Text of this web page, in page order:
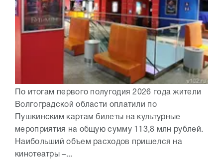
По итогам первого полугодия 2026 года жители
Волгоградской области оплатили по
Пушкинским картам билеты на культурные
мероприятия на общую сумму 113,8 млн рублей.
Наибольший объем расходов пришелся на
кинотеатры –...